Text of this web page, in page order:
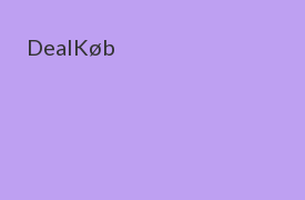
DealKøb